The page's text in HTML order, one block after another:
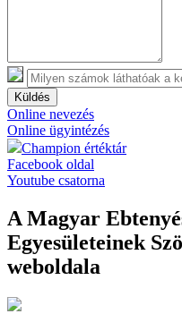
Küldés
Online nevezés
Online ügyintézés
Champion értéktár
Facebook oldal
Youtube csatorna
A Magyar
Egyesületeinek
weboldala